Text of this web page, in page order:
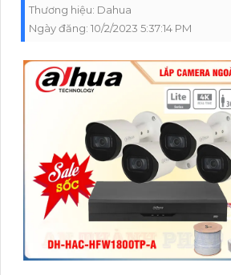
Thương hiệu: Dahua
Ngày đăng: 10/2/2023 5:37:14 PM